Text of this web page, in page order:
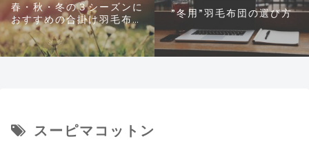
春・秋・冬の３シーズンに
おすすめの合掛け羽毛布団
について
”冬用”羽毛布団の選び方
スーピマコットン